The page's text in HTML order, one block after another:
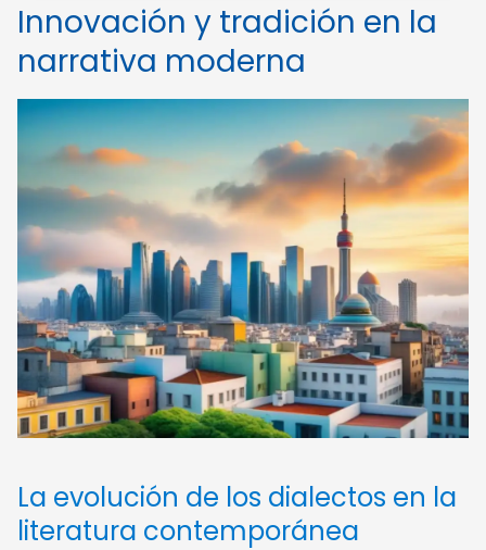
Innovación y tradición en la
narrativa moderna
La evolución de los dialectos en la
literatura contemporánea